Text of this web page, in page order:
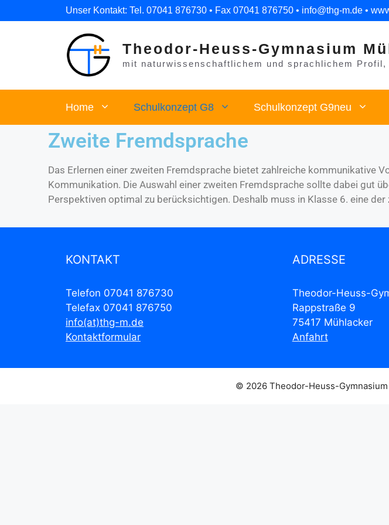
Unser Kontakt: Tel. 07041 876730 • Fax 07041 876750 • info@thg-m.de •
Theodor-Heuss-Gymnasium
mit naturwissenschaftlichem und sprachlichem
Home Schulkonzept G8 Schulkonzept G9neu
Zweite Fremdsprache
Das Erlernen einer zweiten Fremdsprache bietet zahlreiche kommunikative
Kommunikation. Die Auswahl einer zweiten Fremdsprache sollte dabei gut
Perspektiven optimal zu berücksichtigen. Deshalb muss in Klasse 6. eine
KONTAKT
Telefon 07041 876730
Telefax 07041 876750
info(at)thg-m.de
Kontaktformular
ADRESSE
Theodor-Heuss-
Rappstraße 9
75417 Mühlacker
Anfahrt
© 2026 Theodor-Heuss-